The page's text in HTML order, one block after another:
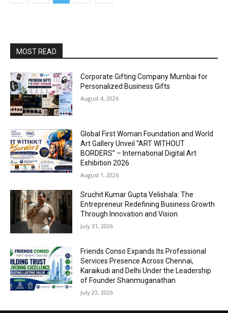
MOST READ
Corporate Gifting Company Mumbai for
Personalized Business Gifts
August 4, 2026
Global First Woman Foundation and World
Art Gallery Unveil “ART WITHOUT
BORDERS” – International Digital Art
Exhibition 2026
August 1, 2026
Sruchit Kumar Gupta Velishala: The
Entrepreneur Redefining Business Growth
Through Innovation and Vision
July 31, 2026
Friends Conso Expands Its Professional
Services Presence Across Chennai,
Karaikudi and Delhi Under the Leadership
of Founder Shanmuganathan
July 23, 2026